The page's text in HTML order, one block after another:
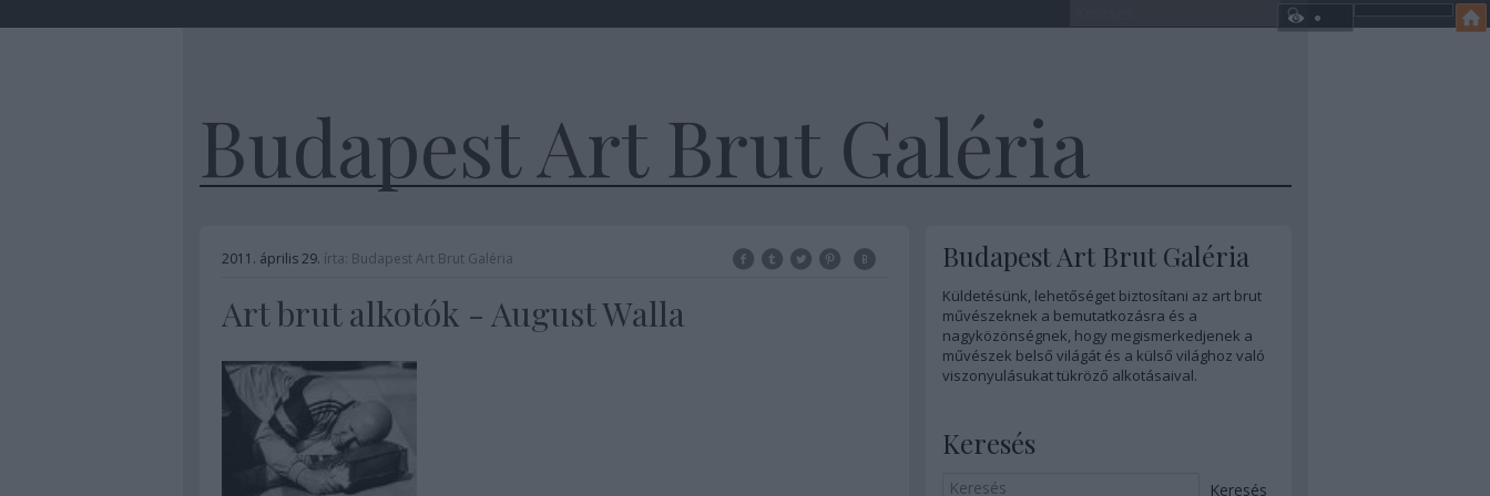
Budapest Art Brut Galéria
2011. április 29. írta: Budapest Art Brut Galéria
Art brut alkotók - August Walla
Budapest Art Brut Galéria
Küldetésünk, lehetőséget biztosítani az art brut
művészeknek a bemutatkozásra és a
nagyközönségnek, hogy megismerkedjenek a
művészek belső világát és a külső világhoz való
viszonyulásukat tükröző alkotásaival.
Keresés